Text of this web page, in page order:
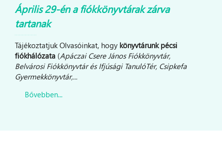
Április 29-én a fiókkönyvtárak zárva
tartanak
Tájékoztatjuk Olvasóinkat, hogy könyvtárunk pécsi
fiókhálózata (Apáczai Csere János Fiókkönyvtár,
Belvárosi Fiókkönyvtár és Ifjúsági TanulóTér, Csipkefa
Gyermekkönyvtár,...
Bővebben...